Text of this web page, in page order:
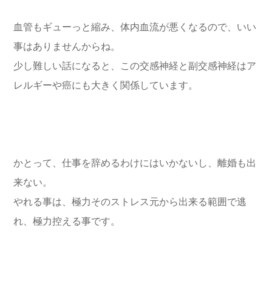
血管もギューっと縮み、体内血流が悪くなるので、いい
事はありませんからね。
少し難しい話になると、この交感神経と副交感神経はア
レルギーや癌にも大きく関係しています。
かとって、仕事を辞めるわけにはいかないし、離婚も出
来ない。
やれる事は、極力そのストレス元から出来る範囲で逃
れ、極力控える事です。